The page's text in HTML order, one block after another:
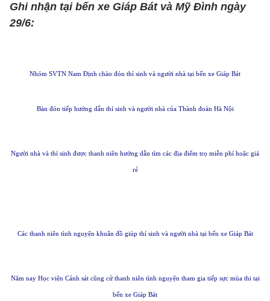
Ghi nhận tại bến xe Giáp Bát và Mỹ Đình ngày
29/6:
Nhóm SVTN Nam Định chào đón thí sinh và người nhà tại bến xe Giáp Bát
Bàn đón tiếp hướng dẫn thí sinh và người nhà của Thành đoàn Hà Nội
Người nhà và thí sinh được thanh niên hướng dẫn tìm các địa điểm trọ miễn phí hoặc giá
rẻ
Các thanh niên tình nguyện khuân đồ giúp thí sinh và người nhà tại bến xe Giáp Bát
Năm nay Học viện Cảnh sát cũng cử thanh niên tình nguyện tham gia tiếp sực mùa thi tại
bến xe Giáp Bát